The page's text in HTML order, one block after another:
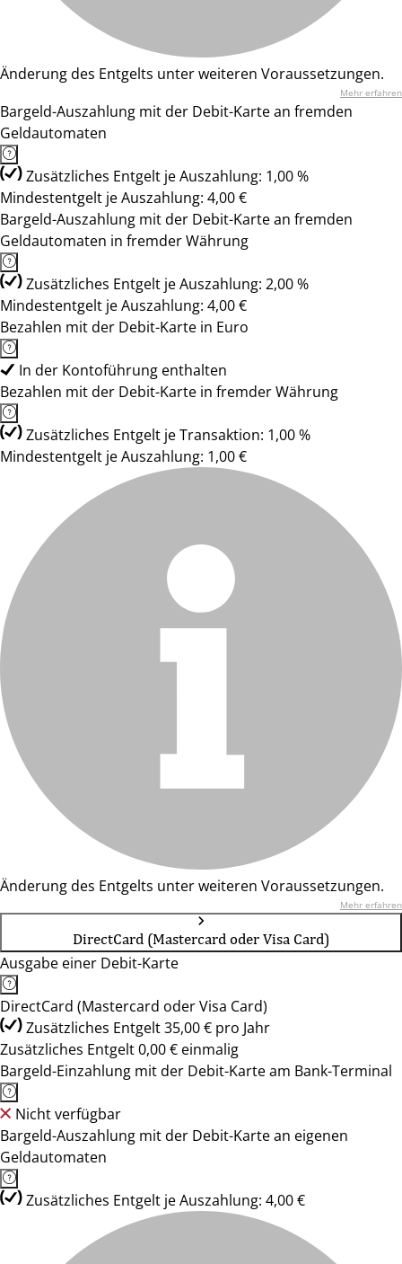
Änderung des Entgelts unter weiteren Voraussetzungen.
Mehr erfahren
Bargeld-Auszahlung mit der Debit-Karte an fremden
Geldautomaten
Zusätzliches Entgelt je Auszahlung: 1,00 %
Mindestentgelt je Auszahlung: 4,00 €
Bargeld-Auszahlung mit der Debit-Karte an fremden
Geldautomaten in fremder Währung
Zusätzliches Entgelt je Auszahlung: 2,00 %
Mindestentgelt je Auszahlung: 4,00 €
Bezahlen mit der Debit-Karte in Euro
In der Kontoführung enthalten
Bezahlen mit der Debit-Karte in fremder Währung
Zusätzliches Entgelt je Transaktion: 1,00 %
Mindestentgelt je Auszahlung: 1,00 €
Änderung des Entgelts unter weiteren Voraussetzungen.
Mehr erfahren
DirectCard (Mastercard oder Visa Card)
Ausgabe einer Debit-Karte
DirectCard (Mastercard oder Visa Card)
Zusätzliches Entgelt 35,00 € pro Jahr
Zusätzliches Entgelt 0,00 € einmalig
Bargeld-Einzahlung mit der Debit-Karte am Bank-Terminal
Nicht verfügbar
Bargeld-Auszahlung mit der Debit-Karte an eigenen
Geldautomaten
Zusätzliches Entgelt je Auszahlung: 4,00 €